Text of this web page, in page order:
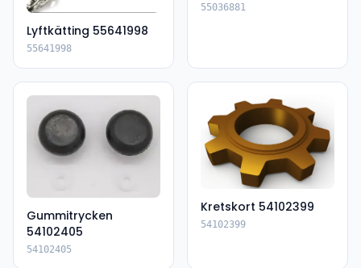
Lyftkätting 55641998
55641998
55036881
Gummitrycken
54102405
54102405
Kretskort 54102399
54102399